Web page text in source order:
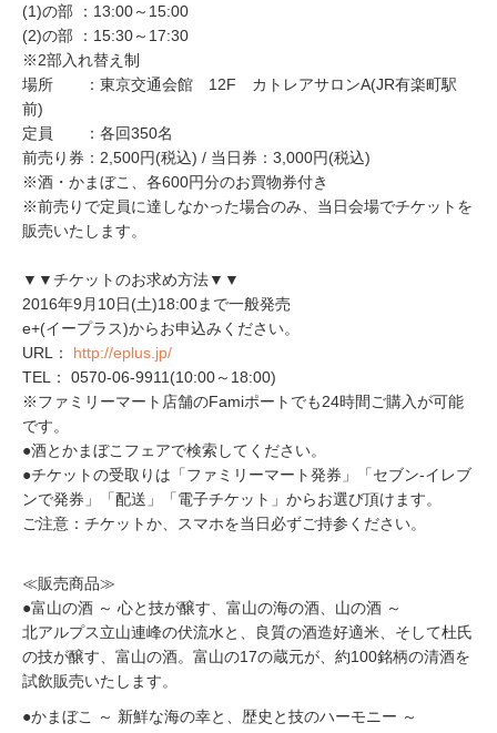
(1)の部 ：13:00～15:00
(2)の部 ：15:30～17:30
※2部入れ替え制
場所 ：東京交通会館 12F カトレアサロンA(JR有楽町駅
前)
定員 ：各回350名
前売り券：2,500円(税込) / 当日券：3,000円(税込)
※酒・かまぼこ、各600円分のお買物券付き
※前売りで定員に達しなかった場合のみ、当日会場でチケットを
販売いたします。
▼▼チケットのお求め方法▼▼
2016年9月10日(土)18:00まで一般発売
e+(イープラス)からお申込みください。
URL： http://eplus.jp/
TEL： 0570-06-9911(10:00～18:00)
※ファミリーマート店舗のFamiポートでも24時間ご購入が可能
です。
●酒とかまぼこフェアで検索してください。
●チケットの受取りは「ファミリーマート発券」「セブン-イレブ
ンで発券」「配送」「電子チケット」からお選び頂けます。
ご注意：チケットか、スマホを当日必ずご持参ください。
≪販売商品≫
●富山の酒 ～ 心と技が醸す、富山の海の酒、山の酒 ～
北アルプス立山連峰の伏流水と、良質の酒造好適米、そして杜氏
の技が醸す、富山の酒。富山の17の蔵元が、約100銘柄の清酒を
試飲販売いたします。
●かまぼこ ～ 新鮮な海の幸と、歴史と技のハーモニー ～